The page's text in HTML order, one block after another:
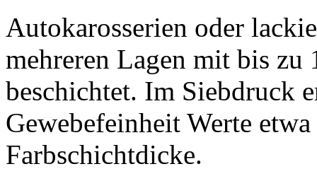
Autokarosserien oder
mehreren Lagen mit bis zu
beschichtet. Im Siebdruck
Gewebefeinheit Werte
Farbschichtdicke.